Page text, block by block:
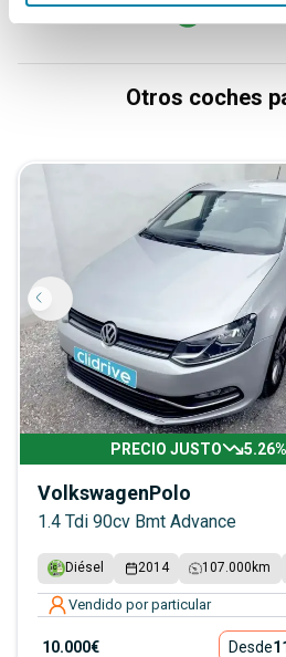
Otros coches
PRECIO JUSTO 5.26%
VolkswagenPolo
1.4 Tdi 90cv Bmt Advance
Diésel 2014 107.000 km
Vendido por particular
10.000€ Desde